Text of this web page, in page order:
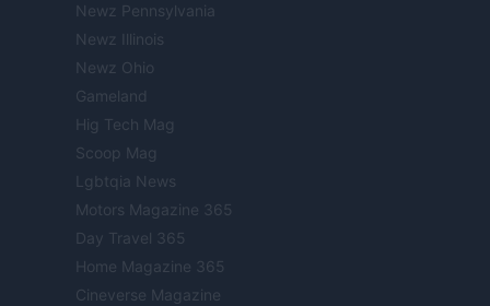
Newz Pennsylvania
Newz Illinois
Newz Ohio
Gameland
Hig Tech Mag
Scoop Mag
Lgbtqia News
Motors Magazine 365
Day Travel 365
Home Magazine 365
Cineverse Magazine